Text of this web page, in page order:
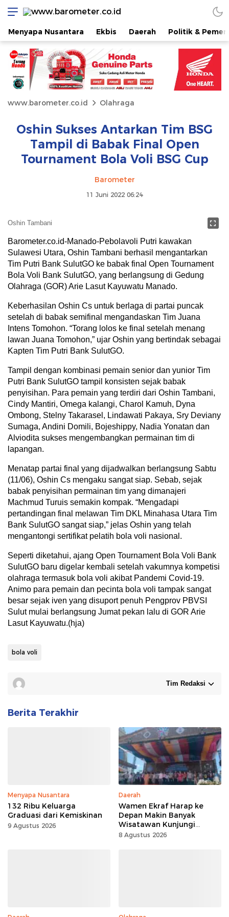
Menyapa Nusantara Ekbis Daerah Politik &
www.barometer.co.id Olahraga
Oshin Sukses Antarkan Tim BSG
Tampil di Babak Final Open
Tournament Bola Voli BSG Cup
Barometer
11 Juni 2022 06:24
Oshin Tambani
Barometer.co.id-Manado-Pebolavoli Putri kawakan
Sulawesi Utara, Oshin Tambani berhasil mengantarkan
Tim Putri Bank SulutGO ke babak final Open Tournament
Bola Voli Bank SulutGO, yang berlangsung di Gedung
Olahraga (GOR) Arie Lasut Kayuwatu Manado.
Keberhasilan Oshin Cs untuk berlaga di partai puncak
setelah di babak semifinal mengandaskan Tim Juana
Intens Tomohon. “Torang lolos ke final setelah menang
lawan Juana Tomohon,” ujar Oshin yang bertindak sebagai
Kapten Tim Putri Bank SulutGO.
Tampil dengan kombinasi pemain senior dan yunior Tim
Putri Bank SulutGO tampil konsisten sejak babak
penyisihan. Para pemain yang terdiri dari Oshin Tambani,
Cindy Mantiri, Omega kalangi, Charol Kamuh, Dyna
Ombong, Stelny Takarasel, Lindawati Pakaya, Sry Deviany
Sumaga, Andini Domili, Bojeshippy, Nadia Yonatan dan
Alviodita sukses mengembangkan permainan tim di
lapangan.
Menatap partai final yang dijadwalkan berlangsung Sabtu
(11/06), Oshin Cs mengaku sangat siap. Sebab, sejak
babak penyisihan permainan tim yang dimanajeri
Machmud Turuis semakin kompak. “Mengadapi
pertandingan final melawan Tim DKL Minahasa Utara Tim
Bank SulutGO sangat siap,” jelas Oshin yang telah
mengantongi sertifikat pelatih bola voli nasional.
Seperti diketahui, ajang Open Tournament Bola Voli Bank
SulutGO baru digelar kembali setelah vakumnya kompetisi
olahraga termasuk bola voli akibat Pandemi Covid-19.
Animo para pemain dan pecinta bola voli tampak sangat
besar sejak iven yang disuport penuh Pengprov PBVSI
Sulut mulai berlangsung Jumat pekan lalu di GOR Arie
Lasut Kayuwatu.(hja)
bola voli
Tim Redaksi
Berita Terakhir
Menyapa Nusantara
132 Ribu Keluarga
Graduasi dari Kemiskinan
9 Agustus 2026
Daerah
Wamen Ekraf Harap ke
Depan Makin Banyak
Wisatawan Kunjungi
Tomohon
8 Agustus 2026